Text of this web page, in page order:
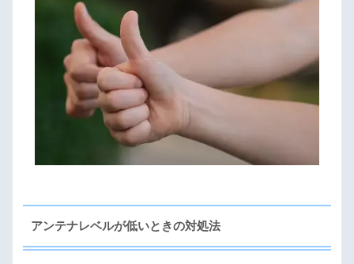
アンテナレベルが低いときの対処法